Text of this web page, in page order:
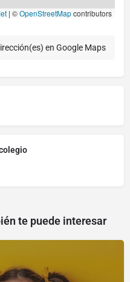
| ©OpenStreetMapcontributors
en Google Maps
te puede interesar